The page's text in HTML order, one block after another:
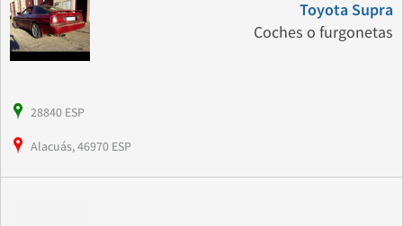
Toyota Supra
Coches o furgonetas
28840 ESP
Alacuás, 46970 ESP